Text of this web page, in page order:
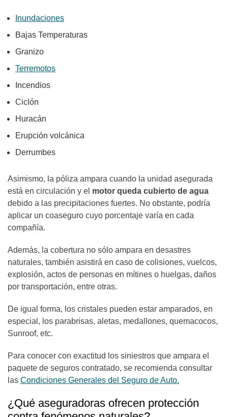
Inundaciones
Bajas Temperaturas
Granizo
Terremotos
Incendios
Ciclón
Huracán
Erupción volcánica
Derrumbes
Asimismo, la póliza ampara cuando la unidad asegurada
está en circulación y el motor queda cubierto de agua
debido a las precipitaciones fuertes. No obstante, podría
aplicar un coaseguro cuyo porcentaje varía en cada
compañía.
Además, la cobertura no sólo ampara en desastres
naturales, también asistirá en caso de colisiones, vuelcos,
explosión, actos de personas en mítines o huelgas, daños
por transportación, entre otras.
De igual forma, los cristales pueden estar amparados, en
especial, los parabrisas, aletas, medallones, quemacocos,
Sunroof, etc.
Para conocer con exactitud los siniestros que ampara el
paquete de seguros contratado, se recomienda consultar
las Condiciones Generales del Seguro de Auto.
¿Qué aseguradoras ofrecen protección